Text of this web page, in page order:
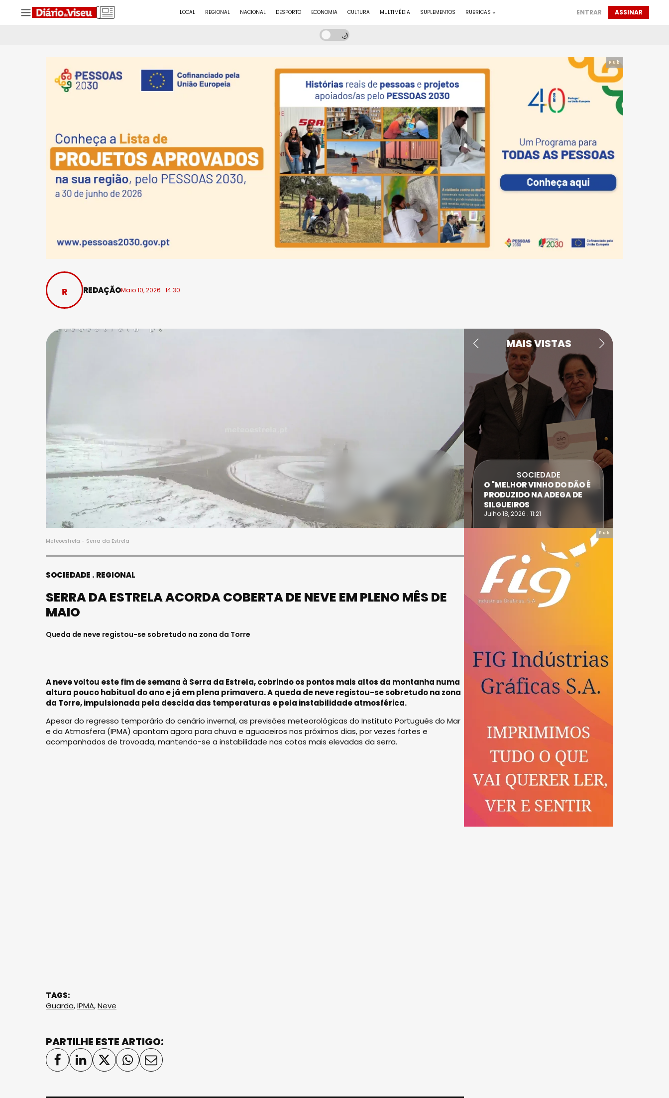
LOCAL REGIONAL NACIONAL DESPORTO ECONOMIA CULTURA MULTIMÉDIA SUPLEMENTOS RUBRICAS ENTRAR ASSINAR
Pub
REDAÇÃOMaio 10, 2026 . 14:30
Meteoestrela - Serra da Estrela
SOCIEDADE REGIONAL
SERRA DA ESTRELA ACORDA COBERTA DE NEVE EM PLENO MÊS DE
MAIO
Queda de neve registou-se sobretudo na zona da Torre
A neve voltou este fim de semana à Serra da Estrela, cobrindo os pontos mais altos da montanha numa
altura pouco habitual do ano e já em plena primavera. A queda de neve registou-se sobretudo na zona
da Torre, impulsionada pela descida das temperaturas e pela instabilidade atmosférica.
Apesar do regresso temporário do cenário invernal, as previsões meteorológicas do Instituto Português do Mar
e da Atmosfera (IPMA) apontam agora para chuva e aguaceiros nos próximos dias, por vezes fortes e
acompanhados de trovoada, mantendo-se a instabilidade nas cotas mais elevadas da serra.
TAGS:
Guarda,IPMA,Neve
PARTILHE ESTE ARTIGO:
MAIS VISTAS
21 MIL LITROS DE VINHO E
ESPUMANTE NA REGIÃO
SOCIEDADE
O "MELHOR VINHO DO DÃO É
PRODUZIDO NA ADEGA DE
SILGUEIROS
Julho 18, 2026 . 11:21
Pub